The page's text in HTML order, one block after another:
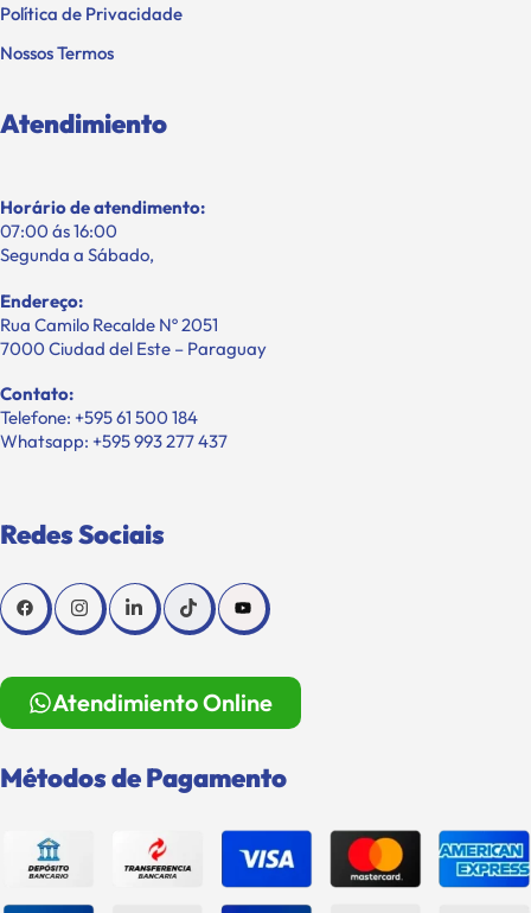
Política de Privacidade
Nossos Termos
Atendimiento
Horário de atendimento:
07:00 ás 16:00
Segunda a Sábado,
Endereço:
Rua Camilo Recalde Nº 2051
7000 Ciudad del Este – Paraguay
Contato:
Telefone: +595 61 500 184
Whatsapp: +595 993 277 437
Redes Sociais
Atendimiento Online
Métodos de Pagamento